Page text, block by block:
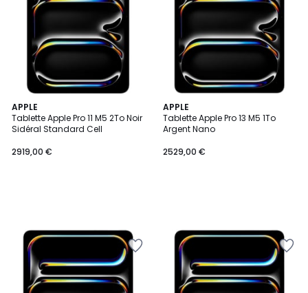
APPLE
Tablette Apple Pro 11 M5 2To Noir
Sidéral Standard Cell
2919,00 €
APPLE
Tablette Apple Pro 13 M5 1To
Argent Nano
2529,00 €